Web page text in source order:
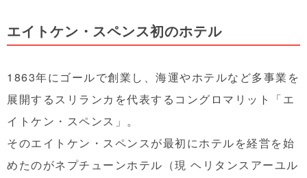
エイトケン・スペンス初のホテル
1863年にゴールで創業し、海運やホテルなど多事業を
展開するスリランカを代表するコングロマリット「エ
イトケン・スペンス」。
そのエイトケン・スペンスが最初にホテルを経営を始
めたのがネプチューンホテル（現 ヘリタンスアーユル